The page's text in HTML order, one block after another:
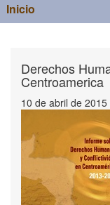
Inicio
Derechos
Centroamerica
10 de abril de 2015